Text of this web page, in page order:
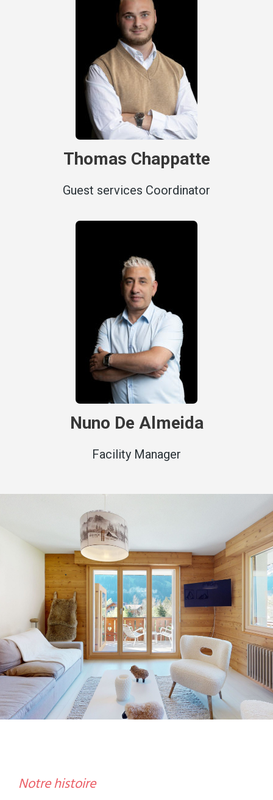
Thomas Chappatte
Guest services Coordinator
Nuno De Almeida
Facility Manager
Notre histoire